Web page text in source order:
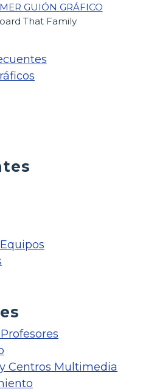
GUIÓN GRÁFICO
Centros Multimedia